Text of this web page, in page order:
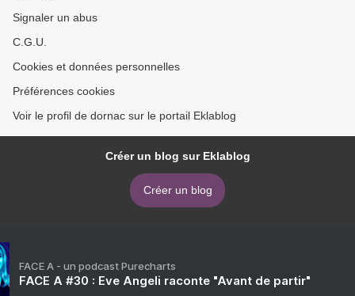
Signaler un abus
C.G.U.
Cookies et données personnelles
Préférences cookies
Voir le profil de dornac sur le portail Eklablog
Créer un blog sur Eklablog
Créer un blog
FACE A - un podcast Purecharts
FACE A #30 : Eve Angeli raconte "Avant de partir"